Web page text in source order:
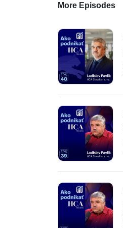
More Episodes